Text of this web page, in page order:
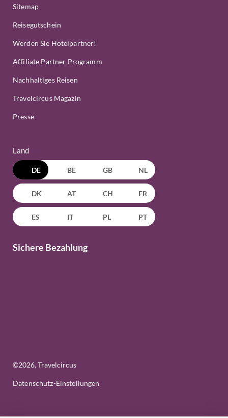
Sitemap
Reisegutschein
Werden Sie Hotelpartner!
Affiliate Partner Programm
Nachhaltiges Reisen
Travelcircus Magazin
Presse
Land
DE BE GB NL
DK AT CH FR
ES IT PL PT
Sichere Bezahlung
©2026, Travelcircus
Datenschutz-Einstellungen